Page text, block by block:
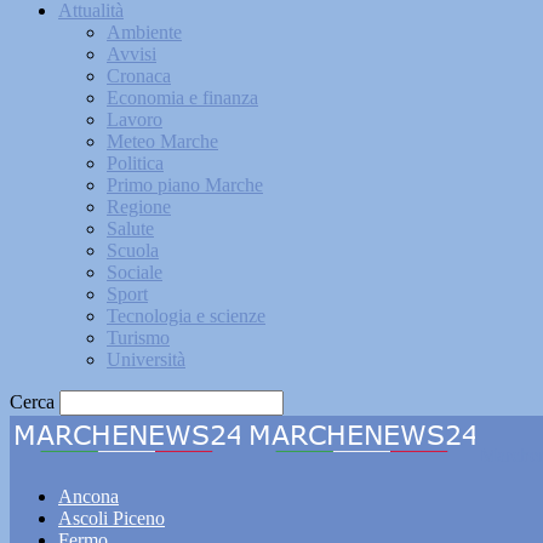
Attualità
Ambiente
Avvisi
Cronaca
Economia e finanza
Lavoro
Meteo Marche
Politica
Primo piano Marche
Regione
Salute
Scuola
Sociale
Sport
Tecnologia e scienze
Turismo
Università
Cerca
Ancona
Ascoli Piceno